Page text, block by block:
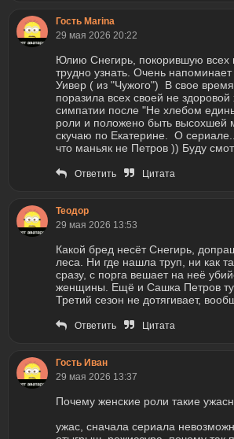
Гость Marina
29 мая 2026 20:22
Юлию Снегирь, покорившую всех
трудно узнать. Очень
Уивер ( из "Чужого") В свое
поразила всех своей не
симпатии после "Не хлебом
роли и положено быть высохшей
скучаю по Екатерине. О
что маньяк не Петров )) Буду
Ответить Цитата
Теодор
29 мая 2026 13:53
Какой бред несёт Снегирь,
леса. Ни где нашла труп, ни как
сразу, с порга вешает на неё
женщины. Ещё и Сашка Петров
Третий сезон не дотягивает,
Ответить Цитата
Гость Иван
29 мая 2026 13:37
Почему женские роли такие
ужас, сначала сериала